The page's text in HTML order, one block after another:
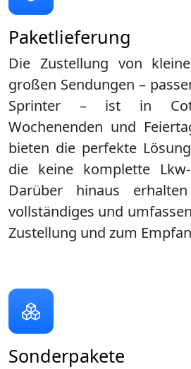
Paketlieferung
Die Zustellung von
großen Sendungen –
Sprinter – ist in
Wochenenden und
bieten die perfekte
die keine komplette
Darüber hinaus
vollständiges und
Zustellung und zum
Sonderpakete